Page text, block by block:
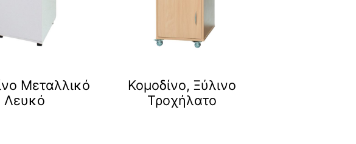
Μεταλλικό
Λευκό
Κομοδίνο, Ξύλινο
Τροχήλατο